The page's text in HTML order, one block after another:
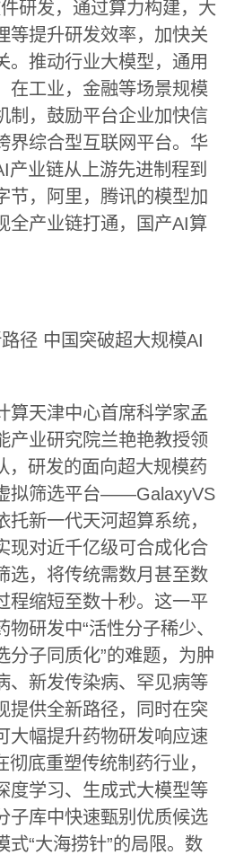
研发，通过算力构建，大
等提升研发效率，加快关
。推动行业大模型，通用
在工业，金融等场景规模
制，鼓励平台企业加快信
界综合型互联网平台。华
产业链从上游先进制程到
节，阿里，腾讯的模型加
全产业链打通，国产AI算
径 中国突破超大规模AI
算天津中心首席科学家孟
产业研究院兰艳艳教授领
，研发的面向超大规模药
拟筛选平台——GalaxyVS
新一代天河超算系统，
现对近千亿级可合成化合
选，将传统需数月甚至数
程缩短至数十秒。这一平
研发中“活性分子稀少、
分子同质化”的难题，为肿
、新发传染病、罕见病等
提供全新路径，同时在突
大幅提升药物研发响应速
底重塑传统制药行业，
度学习、生成式大模型等
子库中快速甄别优质候选
式“大海捞针”的局限。数